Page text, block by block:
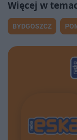
BYDGOSZCZ